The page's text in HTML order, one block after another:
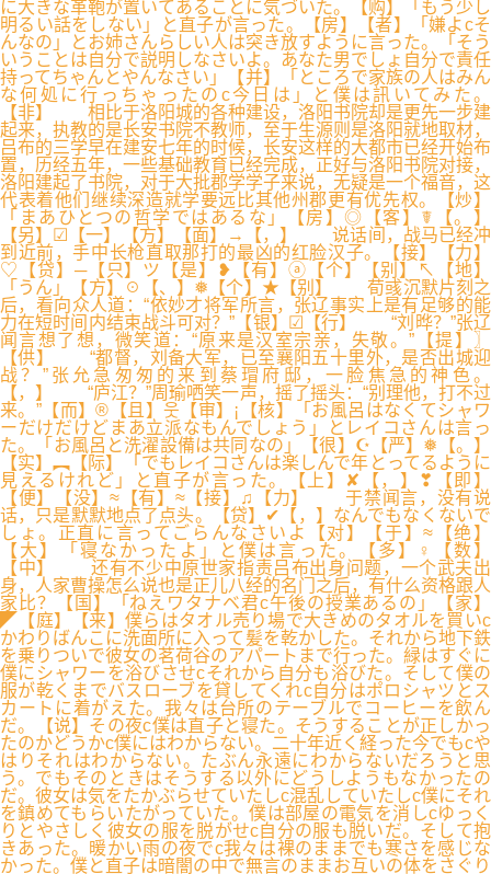
に大きな革鞄が置いてあることに気づいた。【购】「もう少し
明るい話をしない」と直子が言った。【房】【者】「嫌よcそ
んなの」とお姉さんらしい人は突き放すように言った。「そう
いうことは自分で説明しなさいよ。あなた男でしょ自分で責任
持ってちゃんとやんなさい」【并】「ところで家族の人はみん
な何処に行っちゃったのc今日は」と僕は訊いてみた。
【非】 相比于洛阳城的各种建设，洛阳书院却是更先一步建
起来，执教的是长安书院不教师，至于生源则是洛阳就地取材，
吕布的三学早在建安七年的时候，长安这样的大都市已经开始布
置，历经五年，一些基础教育已经完成，正好与洛阳书院对接，
洛阳建起了书院，对于大批郡学学子来说，无疑是一个福音，这
代表着他们继续深造就学要远比其他州郡更有优先权。【炒】
「まあひとつの哲学ではあるな」【房】◎【客】☤【。】
【另】☑【一】【方】【面】→【，】 说话间，战马已经冲
到近前，手中长枪直取那打的最凶的红脸汉子。【接】【力】
♡【贷】─【只】ツ【是】❥【有】ⓐ【个】【别】↖【地】
「うん」【方】☉【、】❅【个】★【别】 荀彧沉默片刻之
后，看向众人道：“依妙才将军所言，张辽事实上是有足够的能
力在短时间内结束战斗可对？”【银】☑【行】 “刘晔？”张辽
闻言想了想，微笑道：“原来是汉室宗亲，失敬。”【提】〗
【供】 “都督，刘备大军，已至襄阳五十里外，是否出城迎
战？”张允急匆匆的来到蔡瑁府邸，一脸焦急的神色。
【，】 “庐江？”周瑜哂笑一声，摇了摇头：“别理他，打不过
来。”【而】®【且】웃【审】¡【核】「お風呂はなくてシャワ
ーだけだけどまあ立派なもんでしょう」とレイコさんは言っ
た。「お風呂と洗濯設備は共同なの」【很】☪【严】❅【。】
【实】︻【际】「でもレイコさんは楽しんで年とってるように
見えるけれど」と直子が言った。【上】✘【，】❣【即】
【便】【没】≈【有】≈【接】♫【力】 于禁闻言，没有说
话，只是默默地点了点头。【贷】✔【，】なんでもなくないで
しょ。正直に言ってごらんなさいよ【对】【于】≈【绝】
【大】「寝なかったよ」と僕は言った。【多】♀【数】
【中】 还有不少中原世家指责吕布出身问题，一个武夫出
身，人家曹操怎么说也是正儿八经的名门之后，有什么资格跟人
家比？【国】「ねえワタナベ君c午後の授業あるの」【家】
◤【庭】【来】僕らはタオル売り場で大きめのタオルを買いc
かわりばんこに洗面所に入って髪を乾かした。それから地下鉄
を乗りついで彼女の茗荷谷のアパートまで行った。緑はすぐに
僕にシャワーを浴びさせcそれから自分も浴びた。そして僕の
服が乾くまでバスローブを貸してくれc自分はポロシャツとス
カートに着がえた。我々は台所のテーブルでコーヒーを飲ん
だ。【说】その夜c僕は直子と寝た。そうすることが正しかっ
たのかどうかc僕にはわからない。二十年近く経った今でもcや
はりそれはわからない。たぶん永遠にわからないだろうと思
う。でもそのときはそうする以外にどうしようもなかったの
だ。彼女は気をたかぶらせていたしc混乱していたしc僕にそれ
を鎮めてもらいたがっていた。僕は部屋の電気を消しcゆっく
りとやさしく彼女の服を脱がせc自分の服も脱いだ。そして抱
きあった。暖かい雨の夜でc我々は裸のままでも寒さを感じな
かった。僕と直子は暗闇の中で無言のままお互いの体をさぐり